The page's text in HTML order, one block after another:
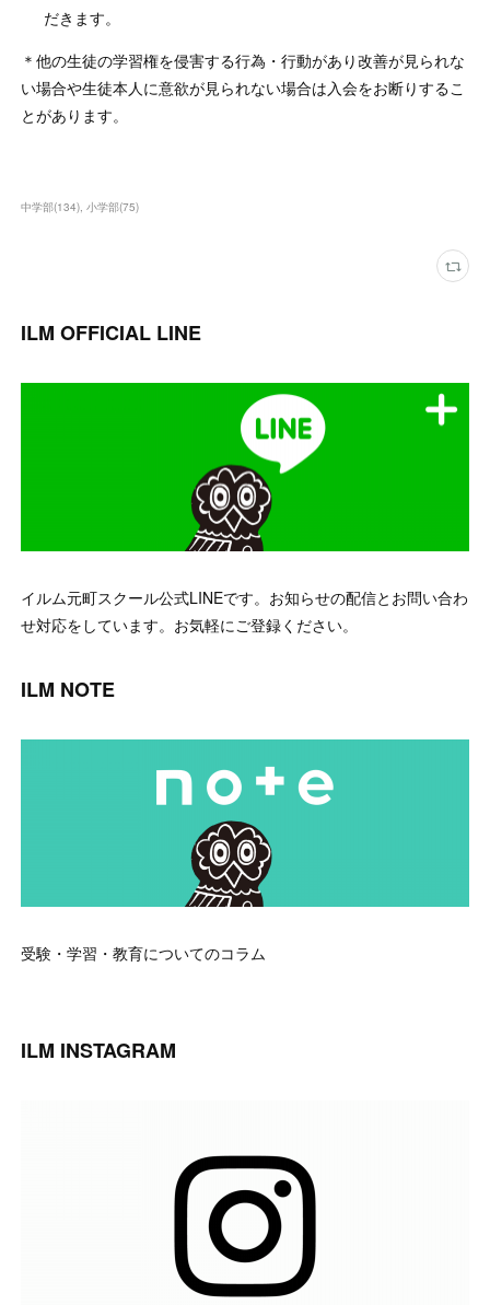
だきます。
＊他の生徒の学習権を侵害する行為・行動があり改善が見られな
い場合や生徒本人に意欲が見られない場合は入会をお断りするこ
とがあります。
中学部(134) 小学部(75)
ILM OFFICIAL LINE
イルム元町スクール公式LINEです。お知らせの配信とお問い合わ
せ対応をしています。お気軽にご登録ください。
ILM NOTE
受験・学習・教育についてのコラム
ILM INSTAGRAM